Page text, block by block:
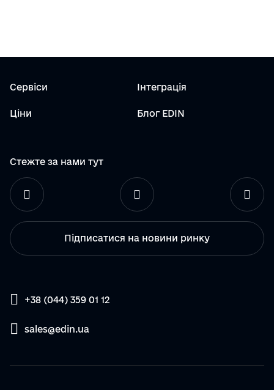
Сервіси Інтеграція
Ціни Блог EDIN
Стежте за нами тут
Підписатися на новини ринку
+38 (044) 359 01 12
sales@edin.ua